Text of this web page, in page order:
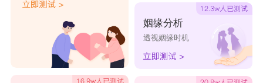
的事。
射手座：24岁
射手座
不会停滞，属于早熟型，会一直向前，
所有令人意外的结婚者较多。24岁会开始考虑人生
姻缘分析
透视姻缘时机